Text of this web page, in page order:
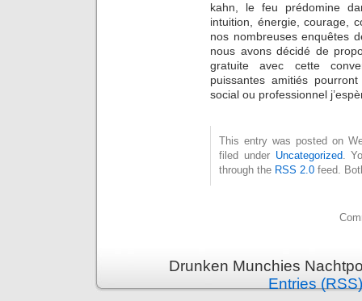
kahn, le feu prédomine
intuition, énergie, courage,
nos nombreuses enquêtes
nous avons décidé de
gratuite avec cette
puissantes amitiés
social ou professionnel
This entry was posted on
filed under Uncategorized.
through the RSS 2.0 feed.
Drunken Munchies
Entries (RSS)